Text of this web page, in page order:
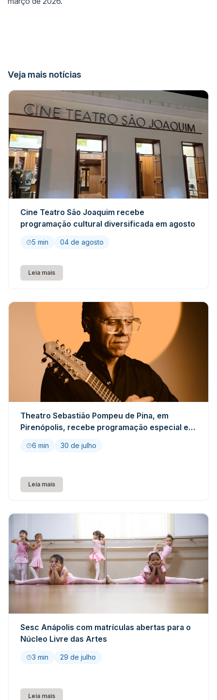
Veja mais notícias
Cine Teatro São Joaquim recebe
programação cultural diversificada em agosto
5 min 04 de agosto
Leia mais
Theatro Sebastião Pompeu de Pina, em
Pirenópolis, recebe programação especial em
6 min 30 de julho
Leia mais
Sesc Anápolis com matrículas abertas para o
Núcleo Livre das Artes
3 min 29 de julho
Leia mais